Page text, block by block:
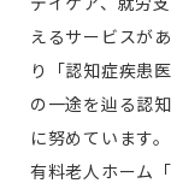
えるサービスが
り「認知症疾患
の一途を辿る認
に努めています
有料老人ホーム